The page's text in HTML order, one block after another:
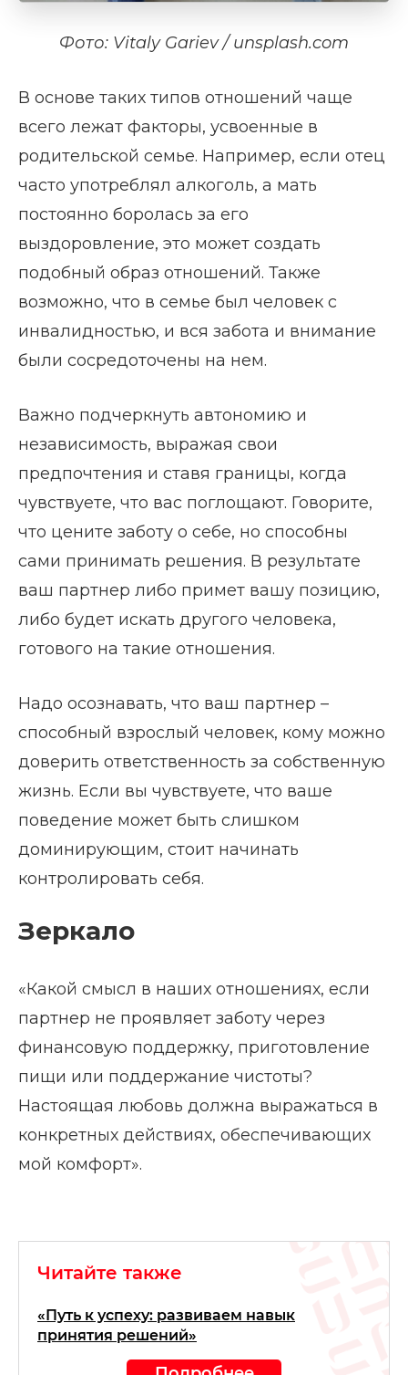
Фото: Vitaly Gariev / unsplash.com
В основе таких типов отношений чаще
всего лежат факторы, усвоенные в
родительской семье. Например, если отец
часто употреблял алкоголь, а мать
постоянно боролась за его
выздоровление, это может создать
подобный образ отношений. Также
возможно, что в семье был человек с
инвалидностью, и вся забота и внимание
были сосредоточены на нем.
Важно подчеркнуть автономию и
независимость, выражая свои
предпочтения и ставя границы, когда
чувствуете, что вас поглощают. Говорите,
что цените заботу о себе, но способны
сами принимать решения. В результате
ваш партнер либо примет вашу позицию,
либо будет искать другого человека,
готового на такие отношения.
Надо осознавать, что ваш партнер –
способный взрослый человек, кому можно
доверить ответственность за собственную
жизнь. Если вы чувствуете, что ваше
поведение может быть слишком
доминирующим, стоит начинать
контролировать себя.
Зеркало
«Какой смысл в наших отношениях, если
партнер не проявляет заботу через
финансовую поддержку, приготовление
пищи или поддержание чистоты?
Настоящая любовь должна выражаться в
конкретных действиях, обеспечивающих
мой комфорт».
Читайте также
«Путь к успеху: развиваем навык
принятия решений»